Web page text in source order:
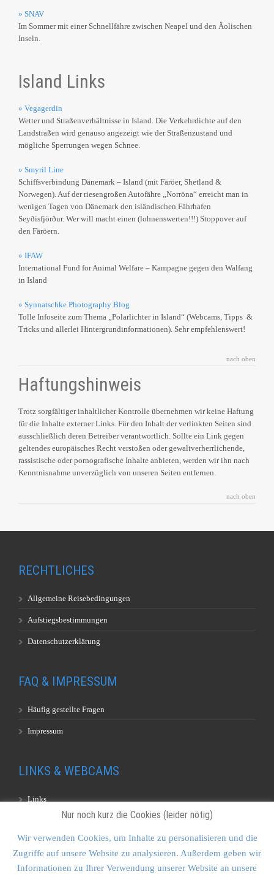
» SNAV
Im Sommer mit einer Schnellfähre zwischen Neapel und den Äolischen
Inseln.
Island Links
» Vegagerdin
Wetter und Straßenverhältnisse in Island. Die Verkehrdichte auf den
Landstraßen wird genauso angezeigt wie der Straßenzustand und
mögliche Sperrungen wegen Schnee.
» Smyril Line
Schiffsverbindung Dänemark – Island (mit Färöer, Shetland &
Norwegen). Auf der riesengroßen Autofähre „Norröna“ erreicht man in
wenigen Tagen von Dänemark den isländischen Fährhafen
Seyðisfjörður. Wer will macht einen (lohnenswerten!!!) Stoppover auf
den Färöern.
» IFAW
International Fund for Animal Welfare – Kampagne gegen den Walfang
in Island
» Synnatschke Photography Blog
Tolle Infoseite zum Thema „Polarlichter in Island“ (Webcams, Tipps &
Tricks und allerlei Hintergrundinformationen). Sehr empfehlenswert!
nach oben
Haftungshinweis
Trotz sorgfältiger inhaltlicher Kontrolle übernehmen wir keine Haftung
für die Inhalte externer Links. Für den Inhalt der verlinkten Seiten sind
ausschließlich deren Betreiber verantwortlich. Sollte ein Link gegen
geltendes europäisches Recht verstoßen oder gewaltverherrlichende,
rassistische oder pornografische Inhalte anbieten, werden wir ihn nach
Kenntnisnahme unverzüglich von unseren Seiten entfernen.
nach oben
RECHTLICHES
Allgemeine Reisebedingungen
Aufstiegsbestimmungen
Datenschutzerklärung
FAQ & IMPRESSUM
Häufig gestellte Fragen
Impressum
LINKS & WEBCAMS
Links
KONTAKT & SITEMAP
Nur noch kurz die Cookies (leider nötig)
Wir verwenden Cookies, um Inhalte zu personalisieren und die
Zugriffe auf unsere Website zu analysieren. Außerdem geben wir
Informationen zu Ihrer Verwendung unserer Website an unsere